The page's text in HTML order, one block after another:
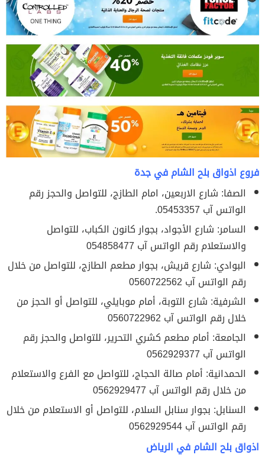
فروع اذواق بلح الشام في جدة
الصفا: شارع الاربعين، امام الطازج، للتواصل والحجز رقم
الواتس آب 05453357.
السامر: شارع الأجواد، بجوار كانون الكباب، للتواصل
والاستعلام رقم الواتس آب 054858477
البوادي: شارع قريش، بجوار مطعم الطازج، للتواصل من خلال
رقم الواتس آب 0560722562
الشرفية: شارع التوبة، أمام موبايلي، للتواصل أو الحجز من
خلال رقم الواتس آب 0560722962
الجامعة: أمام مطعم كشري التحرير، للتواصل والحجز رقم
الواتس آب 0562929377
الحمدانية: أمام صالة الحجاج، للتواصل مع الفرع والاستعلام
من خلال رقم الواتس آب 0562929477
السنابل: بجوار سنابل السلام، للتواصل أو الاستعلام من خلال
رقم الواتس آب 0562929544
اذواق بلح الشام في الرياض